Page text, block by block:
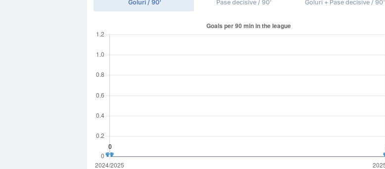
Goluri / 90' Pase decisive / 90' Goluri + Pase decisive / 90'